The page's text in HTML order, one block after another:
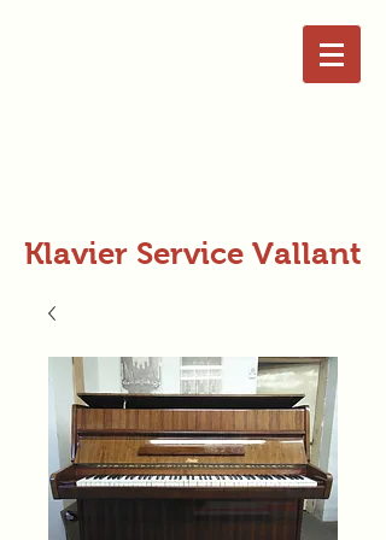
Klavier Service Vallant